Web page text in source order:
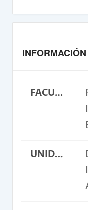
FACULTAD
UNIDAD ACADÉMICA BÁSICA